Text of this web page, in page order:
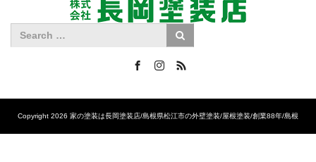
FacebookInstagram
Copyright 2026 家の塗装は長岡塗装店/島根県松江市の外壁塗装/屋根塗装/創業88年/島根